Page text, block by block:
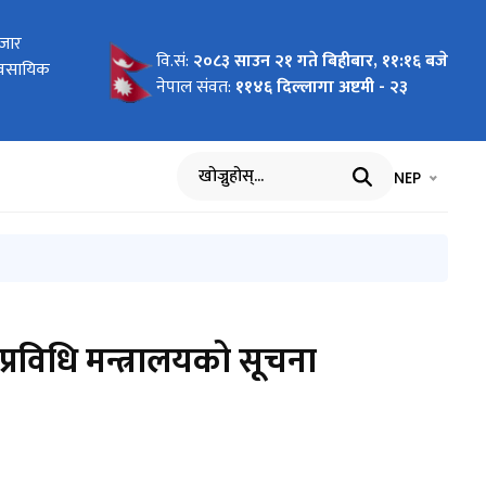
To
of
सूचना
वि.सं: २०८३ साउन २१ गते बिहीबार, ११:१६ बजे
नेपाल संवत: ११४६ दिल्लागा अष्टमी - २३
खोज्नुहोस् भाषा चयन
NEP
मन्त्रालयको सूचना